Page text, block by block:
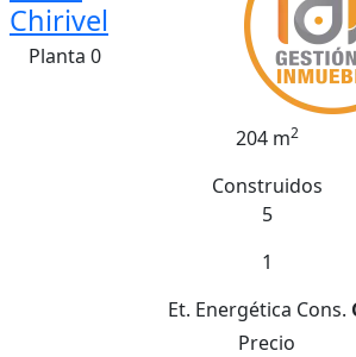
Chirivel
Planta 0
204 m2
Construidos
5
1
Et. Energética Cons.
Precio